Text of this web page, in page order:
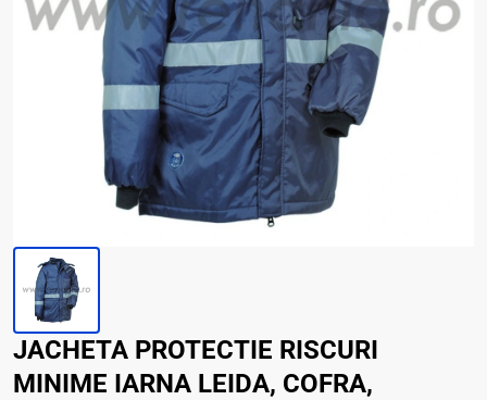
JACHETA PROTECTIE RISCURI
MINIME IARNA LEIDA, COFRA,